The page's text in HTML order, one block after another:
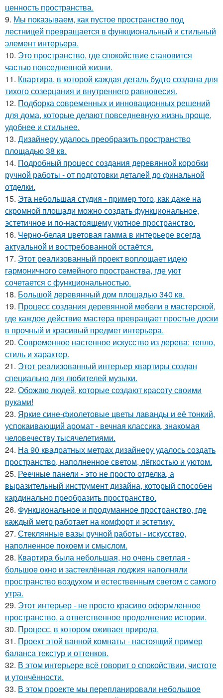
ценность пространства.
9. Мы показываем, как пустое пространство под
лестницей превращается в функциональный и стильный
элемент интерьера.
10. Это пространство, где спокойствие становится
частью повседневной жизни.
11. Квартира, в которой каждая деталь будто создана для
тихого созерцания и внутреннего равновесия.
12. Подборка современных и инновационных решений
для дома, которые делают повседневную жизнь проще,
удобнее и стильнее.
13. Дизайнеру удалось преобразить пространство
площадью 38 кв.
14. Подробный процесс создания деревянной коробки
ручной работы - от подготовки деталей до финальной
отделки.
15. Эта небольшая студия - пример того, как даже на
скромной площади можно создать функциональное,
эстетичное и по-настоящему уютное пространство.
16. Черно-белая цветовая гамма в интерьере всегда
актуальной и востребованной остаётся.
17. Этот реализованный проект воплощает идею
гармоничного семейного пространства, где уют
сочетается с функциональностью.
18. Большой деревянный дом площадью 340 кв.
19. Процесс создания деревянной мебели в мастерской,
где каждое действие мастера превращает простые доски
в прочный и красивый предмет интерьера.
20. Современное настенное искусство из дерева: тепло,
стиль и характер.
21. Этот реализованный интерьер квартиры создан
специально для любителей музыки.
22. Обожаю людей, которые создают красоту своими
руками!
23. Яркие сине-фиолетовые цветы лаванды и её тонкий,
успокаивающий аромат - вечная классика, знакомая
человечеству тысячелетиями.
24. На 90 квадратных метрах дизайнеру удалось создать
пространство, наполненное светом, лёгкостью и уютом.
25. Реечные панели - это не просто отделка, а
выразительный инструмент дизайна, который способен
кардинально преобразить пространство.
26. Функциональное и продуманное пространство, где
каждый метр работает на комфорт и эстетику.
27. Стеклянные вазы ручной работы - искусство,
наполненное покоем и смыслом.
28. Квартира была небольшая, но очень светлая -
большое окно и застеклённая лоджия наполняли
пространство воздухом и естественным светом с самого
утра.
29. Этот интерьер - не просто красиво оформленное
пространство, а ответственное продолжение истории.
30. Процесс, в котором оживает природа.
31. Проект этой ванной комнаты - настоящий пример
баланса текстур и оттенков.
32. В этом интерьере всё говорит о спокойствии, чистоте
и утончённости.
33. В этом проекте мы перепланировали небольшое